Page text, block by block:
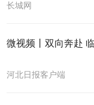
长城网
微视频丨双向奔赴
河北日报客户端